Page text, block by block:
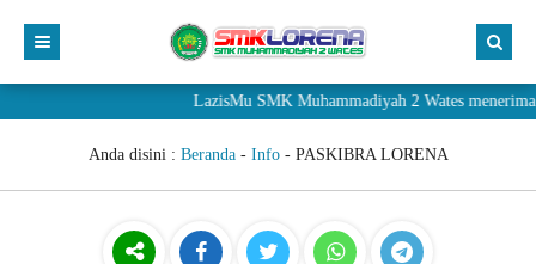
LazisMu SMK Muhammadiyah 2 Wates menerima
Anda disini : Beranda- Info- PASKIBRA LORENA